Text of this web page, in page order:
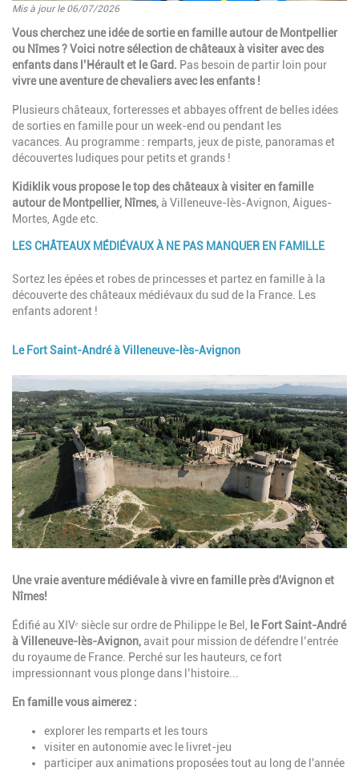
Mis à jour le 06/07/2026
Introduction
Vous cherchez une idée de sortie en famille autour de Montpellier
ou Nîmes ? Voici notre sélection de châteaux à visiter avec des
enfants dans l’Hérault et le Gard. Pas besoin de partir loin pour
vivre une aventure de chevaliers avec les enfants !
Plusieurs châteaux, forteresses et abbayes offrent de belles idées
de sorties en famille pour un week-end ou pendant les
vacances. Au programme : remparts, jeux de piste, panoramas et
découvertes ludiques pour petits et grands !
Kidiklik vous propose le top des châteaux à visiter en famille
autour de Montpellier, Nîmes,à Villeneuve-lès-Avignon, Aigues-
Mortes, Agde etc.
Paragraphes
LES CHÂTEAUX MÉDIÉVAUX À NE PAS MANQUER EN FAMILLE
Description
Sortez les épées et robes de princesses et partez en famille à la
découverte des châteaux médiévaux du sud de la France. Les
enfants adorent !
Le Fort Saint-André à Villeneuve-lès-Avignon
Description
Une vraie aventure médiévale à vivre en famille près d'Avignon et
Nîmes!
Édifié au XIVᵉ siècle sur ordre de Philippe le Bel,
le Fort Saint-André
à Villeneuve-lès-Avignon,avait pour mission de défendre l’entrée
du royaume de France. Perché sur les hauteurs, ce fort
impressionnant vous plonge dans l’histoire...
En famille vous aimerez :
explorer les remparts et les tours
visiter en autonomie avec le livret-jeu
participer aux animations proposées tout au long de l'année